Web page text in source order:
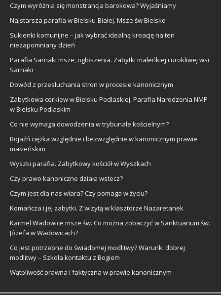
Czym wyróżnia się monstrancja barokowa? Wyjaśniamy
Najstarsza parafia w Bielsku-Białej. Msze św Bielsko
Sukienki komunijne – jak wybrać idealną kreację na ten
niezapomniany dzień
Parafia Sarnaki msze, ogłoszenia. Zabytki maleńkiej i urokliwej wsi
Sarnaki
Dowód z przesłuchania stron w procesie kanonicznym
Zabytkowa cerkiew w Bielsku Podlaskiej. Parafia Narodzenia NMP
w Bielsku Podlaskim
Co nie wymaga dowodzenia w trybunale kościelnym?
Bojaźń ciężka względnie i bezwzględnie w kanonicznym prawie
małżeńskim
Wyszki parafia. Zabytkowy kościół w Wyszkach
Czy prawo kanoniczne działa wstecz?
Czym jest dla nas wiara? Czy pomaga w życiu?
Komańcza i jej zabytki. Z wizytą w klasztorze Nazaretanek
Karmel Wadowice msze św. Co można zobaczyć w Sanktuarium św.
Józefa w Wadowicach?
Co jest potrzebne do świadomej modlitwy? Warunki dobrej
modlitwy – Szkoła kontaktu z Bogiem
Wątpliwość prawna i faktyczna w prawie kanonicznym